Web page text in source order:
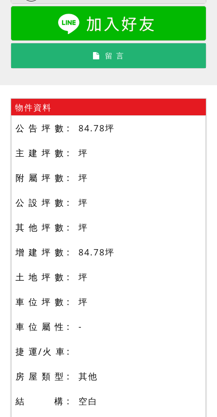
留 言
物件資料
公 告 坪 數 84.78坪
主 建 坪 數 坪
附 屬 坪 數 坪
公 設 坪 數 坪
其 他 坪 數 坪
增 建 坪 數 84.78坪
土 地 坪 數 坪
車 位 坪 數 坪
車 位 屬 性 -
捷 運/火 車
房 屋 類 型 其他
結 構 空白